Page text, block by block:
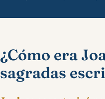
¿Cómo era
sagradas